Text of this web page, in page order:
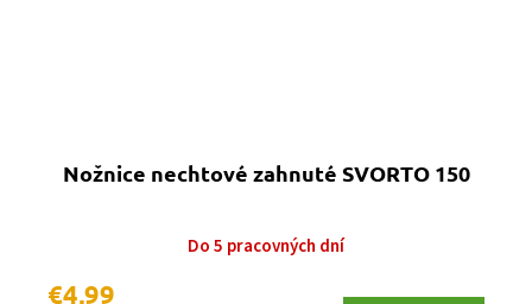
Nožnice nechtové zahnuté SVORTO 150
Do 5 pracovných dní
€4,99